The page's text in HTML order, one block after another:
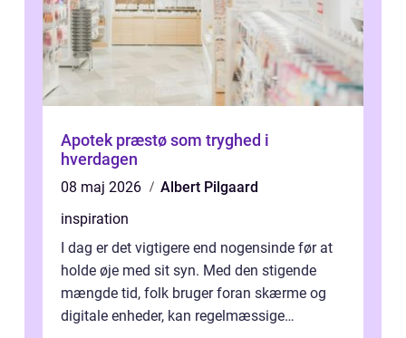
Apotek præstø som tryghed i
hverdagen
08 maj 2026
Albert Pilgaard
inspiration
I dag er det vigtigere end nogensinde før at
holde øje med sit syn. Med den stigende
mængde tid, folk bruger foran skærme og
digitale enheder, kan regelmæssige